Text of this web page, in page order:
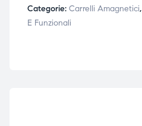
Categorie: Carrelli Amagnetici,
E Funzionali